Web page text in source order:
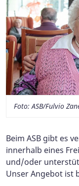
Foto: ASB/Fulvio
Beim ASB gibt es
innerhalb eines
und/oder
Unser Angebot ist